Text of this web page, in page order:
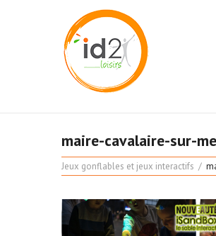
maire-cavalaire-sur-
Jeux gonflables et jeux interactifs